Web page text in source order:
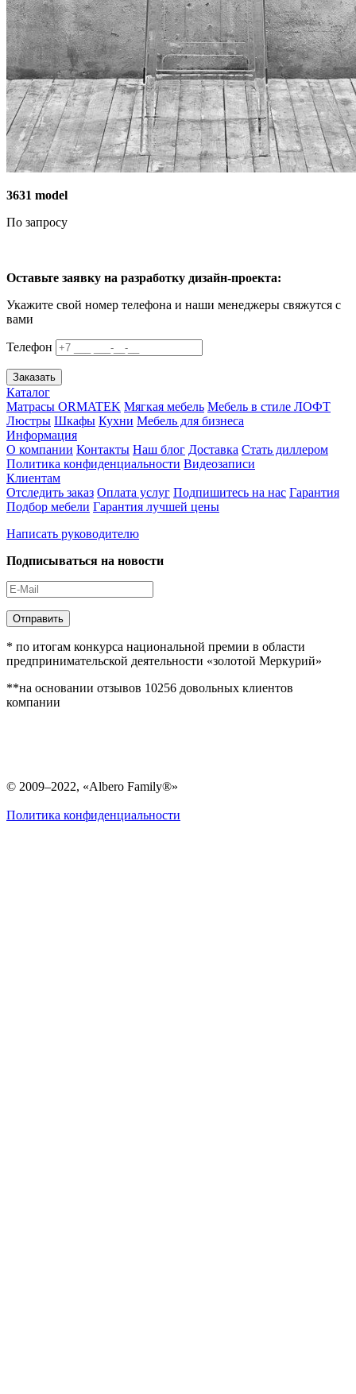
3631 model
По запросу
Оставьте заявку на разработку дизайн-проекта:
Укажите свой номер телефона и наши менеджеры свяжутся с
вами
Телефон
Заказать
Каталог
Матрасы ORMATEK Мягкая мебель Мебель в стиле ЛОФТ
Люстры Шкафы Кухни Мебель для бизнеса
Информация
О компании Контакты Наш блог Доставка Стать диллером
Политика конфиденциальности Видеозаписи
Клиентам
Отследить заказ Оплата услуг Подпишитесь на нас Гарантия
Подбор мебели Гарантия лучшей цены
Написать руководителю
Подписываться на новости
Отправить
* по итогам конкурса национальной премии в области
предпринимательской деятельности «золотой Меркурий»
**на основании отзывов 10256 довольных клиентов
компании
© 2009–2022, «Albero Family®»
Политика конфиденциальности